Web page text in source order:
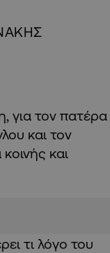
για τον πατέρα
και τον
και
τι λόγο του